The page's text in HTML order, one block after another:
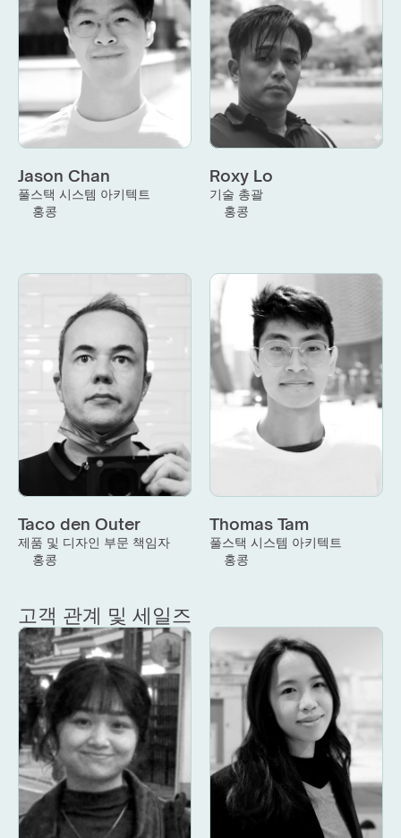
Jason Chan
풀스택 시스템 아키텍트
홍콩
Roxy Lo
기술 총괄
홍콩
Taco den Outer
제품 및 디자인 부문 책임자
홍콩
Thomas Tam
풀스택 시스템 아키텍트
홍콩
고객 관계 및 세일즈